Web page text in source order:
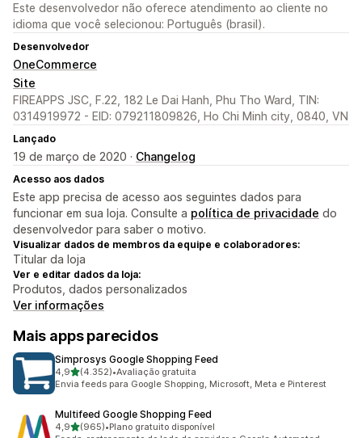
Este desenvolvedor não oferece atendimento ao cliente no
idioma que você selecionou: Português (brasil).
Desenvolvedor
OneCommerce
Site
FIREAPPS JSC, F.22, 182 Le Dai Hanh, Phu Tho Ward, TIN:
0314919972 - EID: 079211809826, Ho Chi Minh city, 0840, VN
Lançado
19 de março de 2020 · Changelog
Acesso aos dados
Este app precisa de acesso aos seguintes dados para
funcionar em sua loja. Consulte a política de privacidade do
desenvolvedor para saber o motivo.
Visualizar dados de membros da equipe e colaboradores:
Titular da loja
Ver e editar dados da loja:
Produtos, dados personalizados
Ver informações
Mais apps parecidos
Simprosys Google Shopping Feed
4,9de 5 estrelas
(4.352)
4352 avaliações ao todo
•Avaliação gratuita
Envia feeds para Google Shopping, Microsoft, Meta e Pinterest
Multifeed Google Shopping Feed
4,9de 5 estrelas
(965)
965 avaliações ao todo
•Plano gratuito disponível